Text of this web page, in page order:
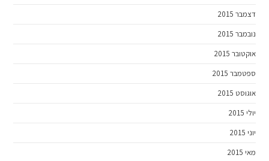
דצמבר 2015
נובמבר 2015
אוקטובר 2015
ספטמבר 2015
אוגוסט 2015
יולי 2015
יוני 2015
מאי 2015